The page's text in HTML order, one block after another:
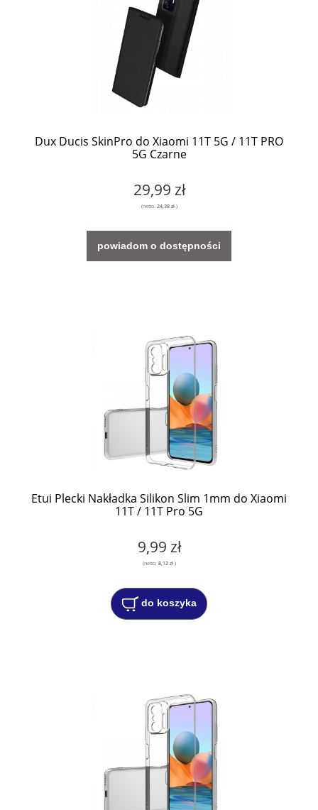
Dux Ducis SkinPro do Xiaomi 11T 5G / 11T PRO
5G Czarne
29,99 zł
(netto: 24,38 zł)
powiadom o dostępności
Etui Plecki Nakładka Silikon Slim 1mm do Xiaomi
11T / 11T Pro 5G
9,99 zł
(netto: 8,12 zł)
do koszyka